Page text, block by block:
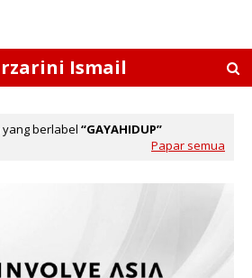
Ismail
berlabel
GAYAHIDUP
Papar semua